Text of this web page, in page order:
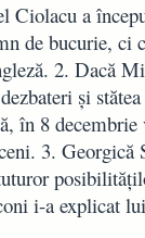
Ciolacu a
de bucurie, ci
2. Dacă
și
în 8 decembrie
3. Georgică
i-a explicat